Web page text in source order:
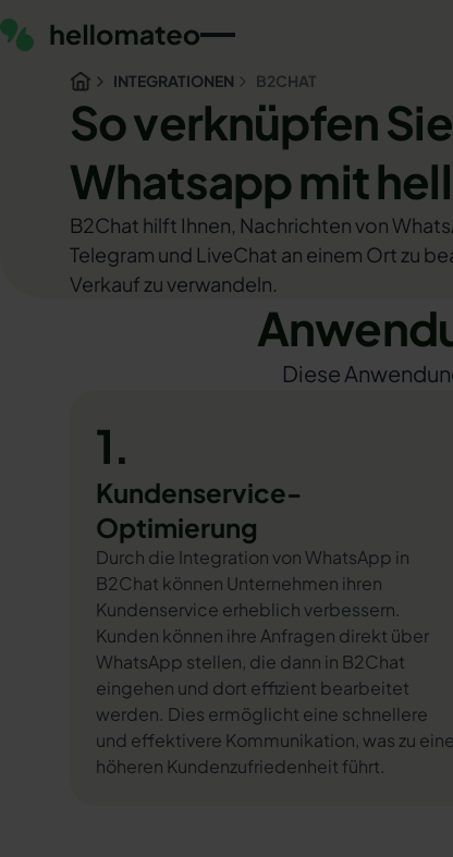
INTEGRATIONEN B2CHAT
So verknüpfen
Whatsapp mit
B2Chat hilft Ihnen, Nachrichten von
Telegram und LiveChat an einem Ort zu
Verkauf zu verwandeln.
Diese
1.
Kundenservice-
Optimierung
Durch die Integration von WhatsApp in
B2Chat können Unternehmen ihren
Kundenservice erheblich verbessern.
Kunden können ihre Anfragen direkt über
WhatsApp stellen, die dann in B2Chat
eingehen und dort effizient bearbeitet
werden. Dies ermöglicht eine schnellere
und effektivere Kommunikation, was zu
höheren Kundenzufriedenheit führt.